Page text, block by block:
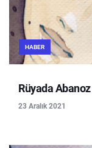
HABER
Rüyada
23 Aralık 2021